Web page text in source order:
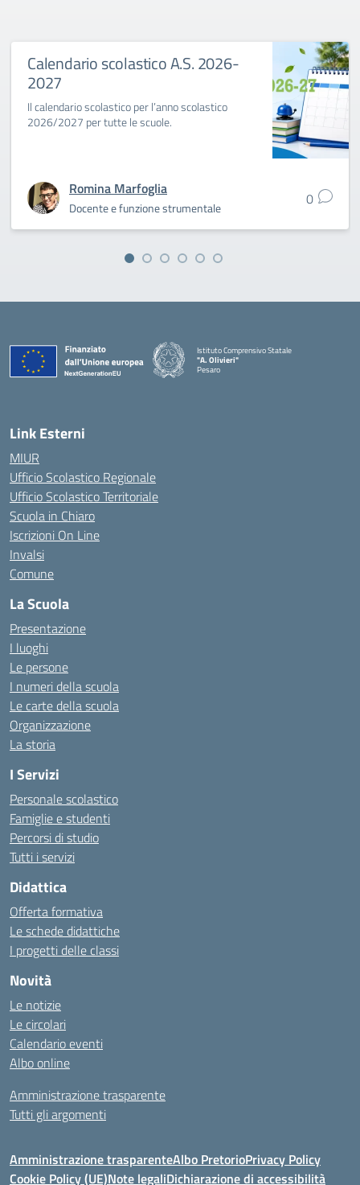
Calendario scolastico A.S. 2026-
2027
Il calendario scolastico per l’anno scolastico
2026/2027 per tutte le scuole.
Romina Marfoglia
Docente e funzione strumentale 0
Istituto Comprensivo Statale
"A. Olivieri"
Pesaro
Link Esterni
MIUR
Ufficio Scolastico Regionale
Ufficio Scolastico Territoriale
Scuola in Chiaro
Iscrizioni On Line
Invalsi
Comune
La Scuola
Presentazione
I luoghi
Le persone
I numeri della scuola
Le carte della scuola
Organizzazione
La storia
I Servizi
Personale scolastico
Famiglie e studenti
Percorsi di studio
Tutti i servizi
Didattica
Offerta formativa
Le schede didattiche
I progetti delle classi
Novità
Le notizie
Le circolari
Calendario eventi
Albo online
Amministrazione trasparente
Tutti gli argomenti
Amministrazione trasparenteAlbo PretorioPrivacy Policy
Cookie Policy (UE)Note legaliDichiarazione di accessibilità